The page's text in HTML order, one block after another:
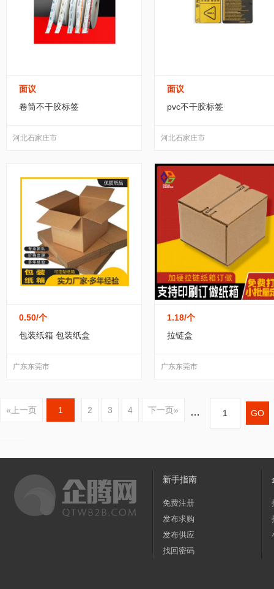
面议
卷筒不干胶标签
河北石家庄市
面议
pvc不干胶标签
河北石家庄市
0.50/个
包装纸箱 包装纸盒
广东东莞市
1.18/个
拉链盒
广东东莞市
«上一页 1 2 …
3 4 下一页»
新手指南
免费注册
发布求购
发布供应
找回密码